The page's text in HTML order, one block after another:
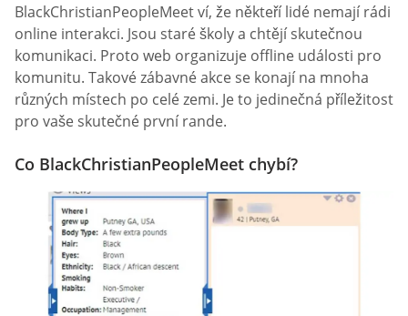
BlackChristianPeopleMeet ví, že někteří lidé nemají rádi
online interakci. Jsou staré školy a chtějí skutečnou
komunikaci. Proto web organizuje offline události pro
komunitu. Takové zábavné akce se konají na mnoha
různých místech po celé zemi. Je to jedinečná příležitost
pro vaše skutečné první rande.
Co BlackChristianPeopleMeet chybí?